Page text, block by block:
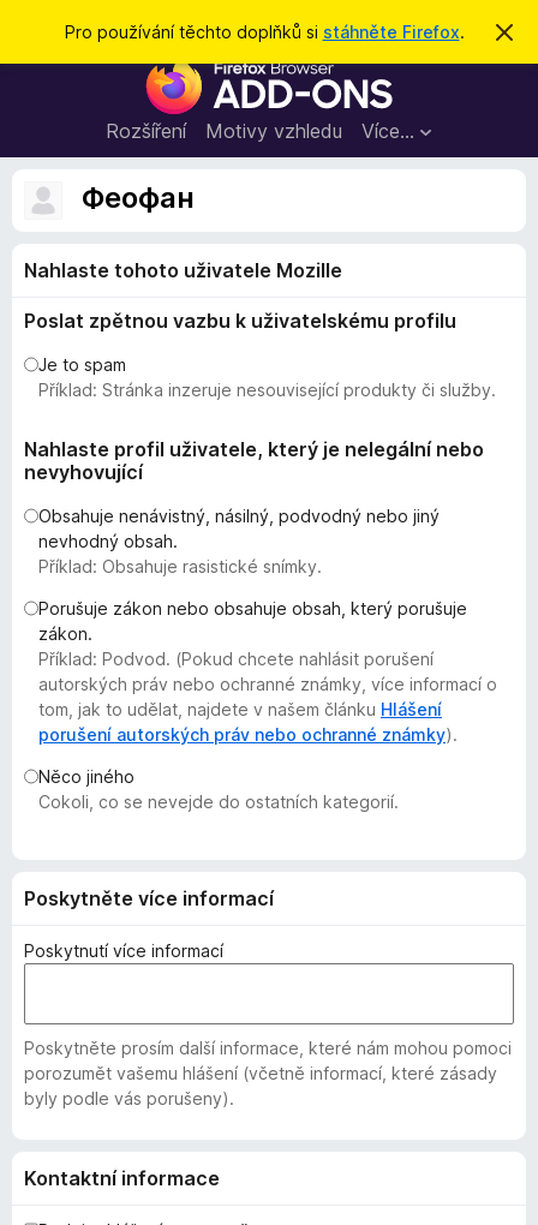
Pro používání těchto doplňků si stáhněte Firefox.
S
r
D
o
p
l
d
p
o
l
e
č
F
r
e
f
x
Rozšíření Motivy vzhledu Více…
Přihlásit se
Феофан
Nahlaste tohoto uživatele Mozille
Poslat zpětnou vazbu k uživatelskému profilu
Je to spam
Příklad: Stránka inzeruje nesouvisející produkty či služby.
Nahlaste profil uživatele, který je nelegální nebo
nevyhovující
Obsahuje nenávistný, násilný, podvodný nebo jiný
nevhodný obsah.
Příklad: Obsahuje rasistické snímky.
Porušuje zákon nebo obsahuje obsah, který porušuje
zákon.
Příklad: Podvod. (Pokud chcete nahlásit porušení
autorských práv nebo ochranné známky, více informací o
tom, jak to udělat, najdete v našem článku Hlášení
porušení autorských práv nebo ochranné známky).
Něco jiného
Cokoli, co se nevejde do ostatních kategorií.
Poskytněte více informací
Poskytnutí více informací
Poskytněte prosím další informace, které nám mohou pomoci
porozumět vašemu hlášení (včetně informací, které zásady
byly podle vás porušeny).
Kontaktní informace